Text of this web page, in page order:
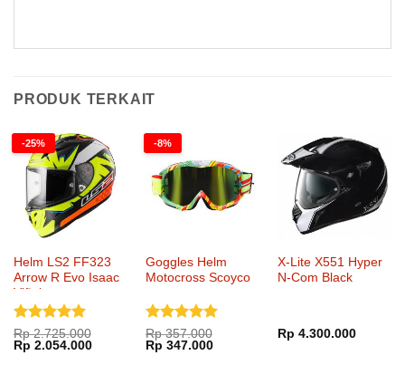
PRODUK TERKAIT
-25%
Helm LS2 FF323
Arrow R Evo Isaac
Viñales
Dinilai5
dari 5
Rp2.725.000
Harga
aslinya
Rp 2.054.000Harga
-8%
Goggles Helm
Motocross Scoyco
Dinilai5
dari 5
Rp357.000
Harga
aslinya
Rp 347.000Harga
X-Lite X551 Hyper
N-Com Black
Rp 4.300.000